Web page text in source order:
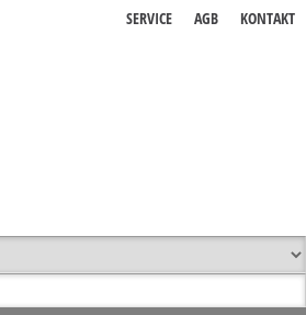
KONTAKT
AGB
SERVICE